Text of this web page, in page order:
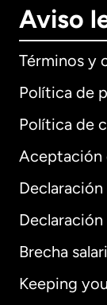
Aviso
Términos y
Política de
Política de
Aceptación
Brecha
Keeping